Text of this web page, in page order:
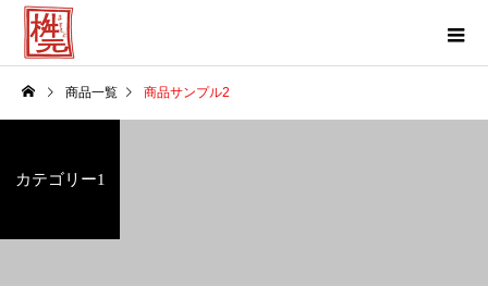
商品一覧 商品サンプル2
カテゴリー1